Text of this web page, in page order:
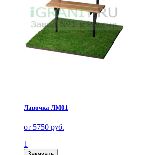
Лавочка ЛМ01
от 5750 руб.
1